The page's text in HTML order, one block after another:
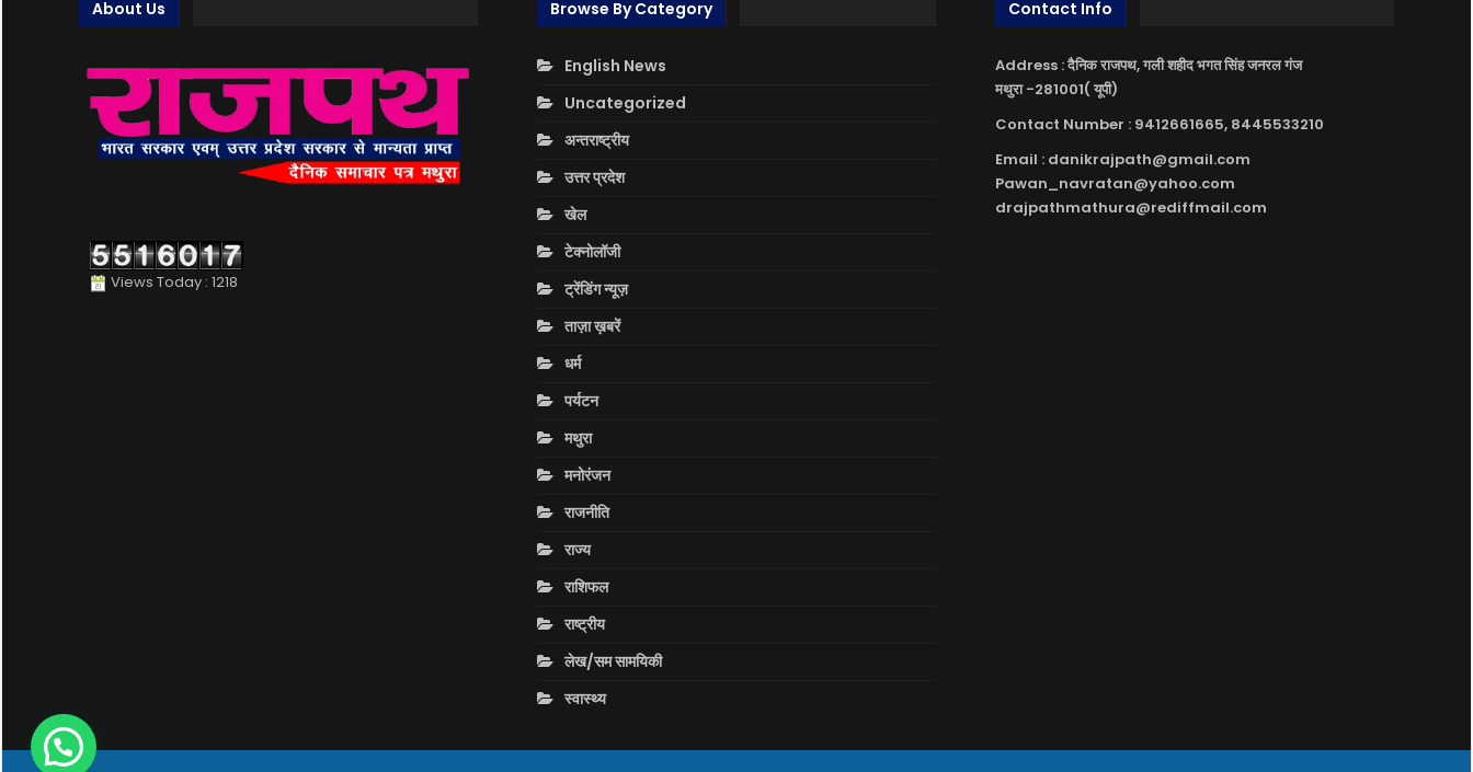
About Us
Views Today : 1218
Browse By Category
English News
Uncategorized
अन्तराष्ट्रीय
उत्तर प्रदेश
खेल
टेक्नोलॉजी
ट्रेंडिंग न्यूज़
ताज़ा ख़बरें
धर्म
पर्यटन
मथुरा
मनोरंजन
राजनीति
राज्य
राशिफल
राष्ट्रीय
लेख/सम सामयिकी
स्वास्थ्य
Contact Info
Address : दैनिक राजपथ, गली शहीद भगत सिंह जनरल गंज
मथुरा -281001( यूपी)
Contact Number : 9412661665, 8445533210
Email : danikrajpath@gmail.com
Pawan_navratan@yahoo.com
drajpathmathura@rediffmail.com